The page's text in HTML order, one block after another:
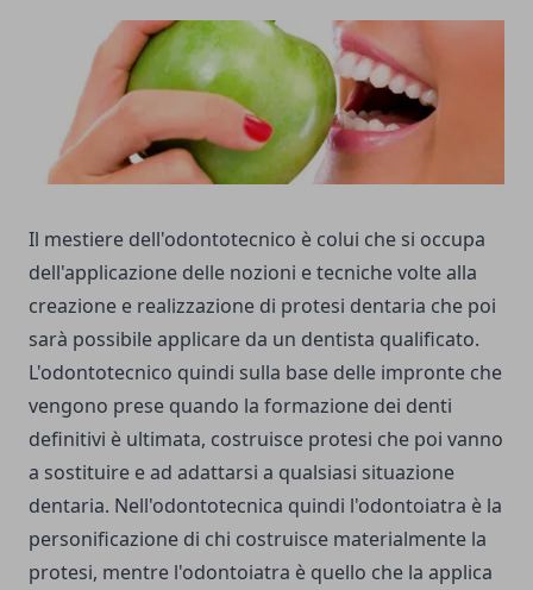
Il mestiere dell'odontotecnico è colui che si occupa
dell'applicazione delle nozioni e tecniche volte alla
creazione e realizzazione di protesi dentaria che poi
sarà possibile applicare da un dentista qualificato.
L'odontotecnico quindi sulla base delle impronte che
vengono prese quando la formazione dei denti
definitivi è ultimata, costruisce protesi che poi vanno
a sostituire e ad adattarsi a qualsiasi situazione
dentaria. Nell'odontotecnica quindi l'odontoiatra è la
personificazione di chi costruisce materialmente la
protesi, mentre l'odontoiatra è quello che la applica